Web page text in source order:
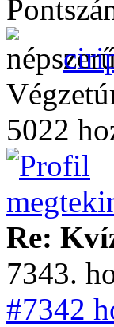
5022
Re:
7343.
#7342